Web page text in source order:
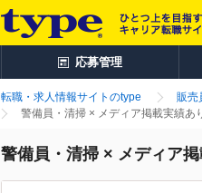
応募管理
転職・求人情報サイトのtype 販売
警備員・清掃 × メディア掲載実績あ
警備員・清掃 × メディア